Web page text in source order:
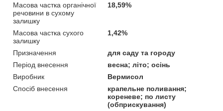
Масова частка органічної
речовини в сухому
залишку
18,59%
Масова частка сухого
залишку
1,42%
Призначення
для саду та городу
Період внесення
весна; літо; осінь
Виробник
Вермисол
Спосіб внесення
крапельне поливання;
кореневе; по листу
(обприскування)